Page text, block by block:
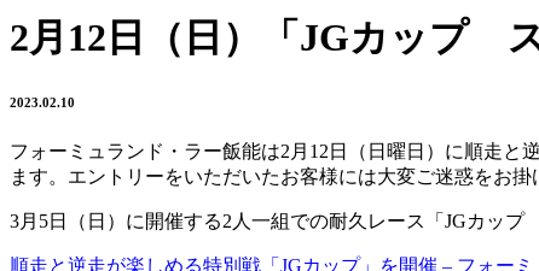
2月12日（日）「JGカップ
2023.02.10
フォーミュランド・ラー飯能は2月12日（日曜日）に順走
ます。エントリーをいただいたお客様には大変ご迷惑をお
3月5日（日）に開催する2人一組での耐久レース「JGカッ
順走と逆走が楽しめる特別戦「JGカップ」を開催 – フォーミ